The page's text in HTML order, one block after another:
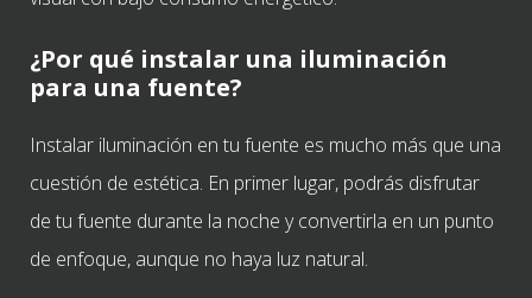
¿Por qué instalar una iluminación
para una fuente?
Instalar iluminación en tu fuente es mucho más que una
cuestión de estética. En primer lugar, podrás disfrutar
de tu fuente durante la noche y convertirla en un punto
de enfoque, aunque no haya luz natural.